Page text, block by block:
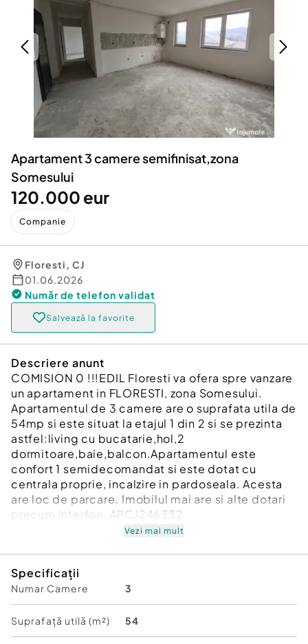
Servicii
Animale de companie
Afaceri și echipamente profesionale
Inchiriere Bunuri si Vehicule
Utilaje agricole si industriale
Piese auto si accesorii
Dacia Duster
Apartament 3 camere semifinisat,zona
Somesului
120.000 eur
Companie
Floresti, CJ
01.06.2026
Număr de telefon validat
Salvează la favorite
Descriere anunt
COMISION 0 !!!EDIL Floresti va ofera spre vanzare
un apartament in FLORESTI, zona Somesului.
Apartamentul de 3 camere are o suprafata utila de
54mp si este situat la etajul 1 din 2 si se prezinta
astfel:living cu bucatarie,hol,2
dormitoare,baie,balcon.Apartamentul este
confort 1 semidecomandat si este dotat cu
centrala proprie, incalzire in pardoseala. Acesta
are loc de parcare. Imobilul mai are si alte dotari
precum interfon. APCJ246332
Număr Băi:1
Comision cumpărător:
Posibilitate parcare: Da
Nr. locuri parcare:
Vezi mai mult
Specificații
Numar Camere 3
Suprafață utilă (m²) 54